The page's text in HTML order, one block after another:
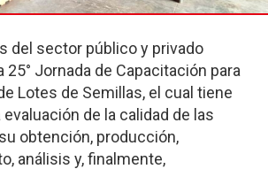
del sector público y privado
25° Jornada de Capacitación para
Lotes de Semillas, el cual tiene
de la calidad de las
obtención, producción,
análisis y, finalmente,